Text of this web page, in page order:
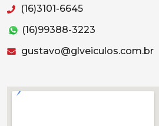
(16)3101-6645
(16)99388-3223
gustavo@glveiculos.com.br